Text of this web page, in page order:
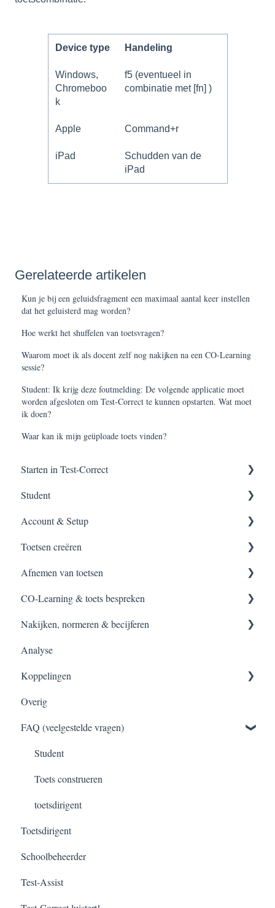
Device type Handeling
Windows,
Chromeboo
k
f5 (eventueel in
combinatie met [fn] )
Apple Command+r
iPad
Schudden van de
iPad
Gerelateerde artikelen
Kun je bij een geluidsfragment een maximaal aantal keer instellen
dat het geluisterd mag worden?
Hoe werkt het shuffelen van toetsvragen?
Waarom moet ik als docent zelf nog nakijken na een CO-Learning
sessie?
Student: Ik krijg deze foutmelding: De volgende applicatie moet
worden afgesloten om Test-Correct te kunnen opstarten. Wat moet
ik doen?
Waar kan ik mijn geüploade toets vinden?
Starten in Test-Correct
Content vinden
Toets construeren
Afnemen van een toets
Student
Applicatie meldingen
Applicatie installeren
Inloggen
Toets maken
Toets bespreken
Handleiding
Account & Setup
Inloggen
Setup
Handleidingen
Accountinstellingen
Toetsen creëren
Bestaande toetsen
Zelf toetsen construeren
Vraagitems creëren
Tips & Tricks
Afnemen van toetsen
Starten van toetsen
Surveilleren
Toetsen met Test-Direct
CO-Learning & toets bespreken
Toets bespreken
Toets inzien na CO-Learning
Nakijken, normeren & becijferen
Afgenomen toetsen
Nakijken van toetsen
Normeren en becijferen
Toetsen archiveren
Analyse
Koppelingen
Klassen inladen
RTTI koppeling en export
Overig
FAQ (veelgestelde vragen)
Student
Toets construeren
toetsdirigent
Toetsdirigent
Schoolbeheerder
Test-Assist